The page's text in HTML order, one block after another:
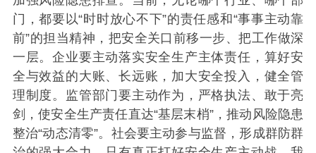
门，都要以“时时放心不下”的责任感和“事事主动靠
前”的担当精神，把安全关口前移一步、把工作做深
一层。企业要主动落实安全生产主体责任，算好安
全与效益的大账、长远账，加大安全投入，健全管
理制度。监管部门要主动作为，严格执法、敢于亮
剑，使安全生产责任直达“基层末梢”，推动风险隐患
整治“动态清零”。社会要主动参与监督，形成群防群